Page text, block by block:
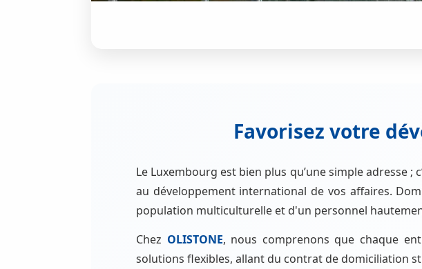
Favorisez votre
Le Luxembourg est bien plus qu’une simple
au développement international de vos affaires.
population multiculturelle et d'un personnel
Chez OLISTONE, nous comprenons que chaque
solutions flexibles, allant du contrat de domiciliation